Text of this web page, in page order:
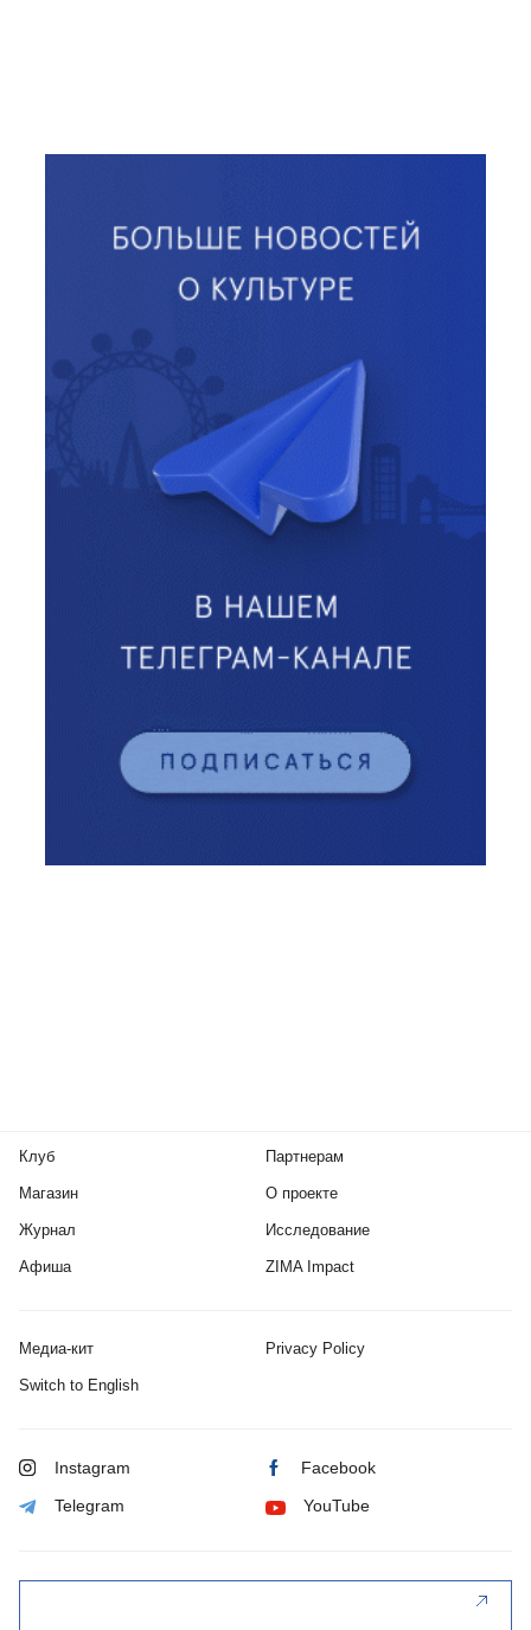
Клуб
Магазин
Журнал
Афиша
Партнерам
О проекте
Исследование
ZIMA Impact
Медиа-кит Privacy Policy
Switch to English
Instagram Facebook
Telegram YouTube